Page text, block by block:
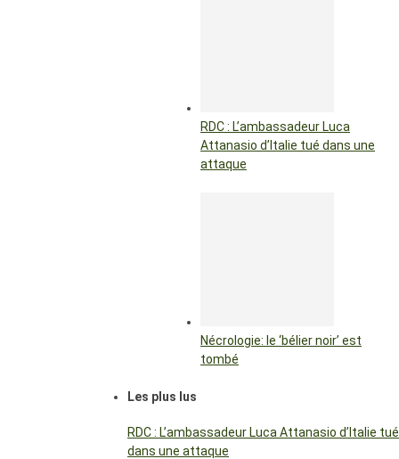
RDC : L’ambassadeur Luca
Attanasio d’Italie tué dans une
attaque
Nécrologie: le ‘bélier noir’ est
tombé
Les plus lus
RDC : L’ambassadeur Luca Attanasio d’Italie tué
dans une attaque